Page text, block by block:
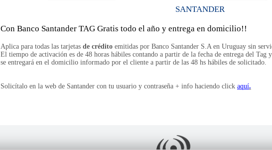
SANTANDER
Con Banco Santander TAG Gratis todo el año y entrega en domicilio!!
Aplica para todas las tarjetas de crédito emitidas por Banco Santander S.A en Uruguay sin
El tiempo de activación es de 48 horas hábiles contando a partir de la fecha de entrega del
se entregará en el domicilio informado por el cliente a partir de las 48 hs hábiles de solicitado.
Solicítalo en la web de Santander con tu usuario y contraseña + info haciendo click aquí.